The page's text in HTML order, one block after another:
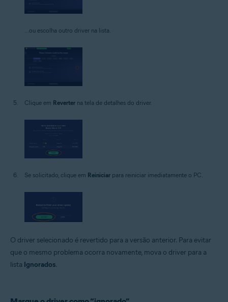
...ou escolha outro driver na lista.
Clique em Reverter na tela de detalhes do driver.
Se solicitado, clique em Reiniciar para reiniciar imediatamente o PC.
O driver selecionado é revertido para a versão anterior. Para evitar
que o mesmo problema ocorra novamente, mova o driver para a
lista Ignorados.